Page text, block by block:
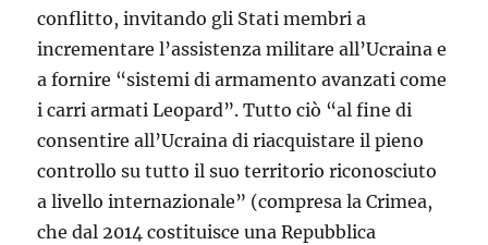
conflitto, invitando gli Stati membri a
incrementare l’assistenza militare all’Ucraina e
a fornire “sistemi di armamento avanzati come
i carri armati Leopard”. Tutto ciò “al fine di
consentire all’Ucraina di riacquistare il pieno
controllo su tutto il suo territorio riconosciuto
a livello internazionale” (compresa la Crimea,
che dal 2014 costituisce una Repubblica